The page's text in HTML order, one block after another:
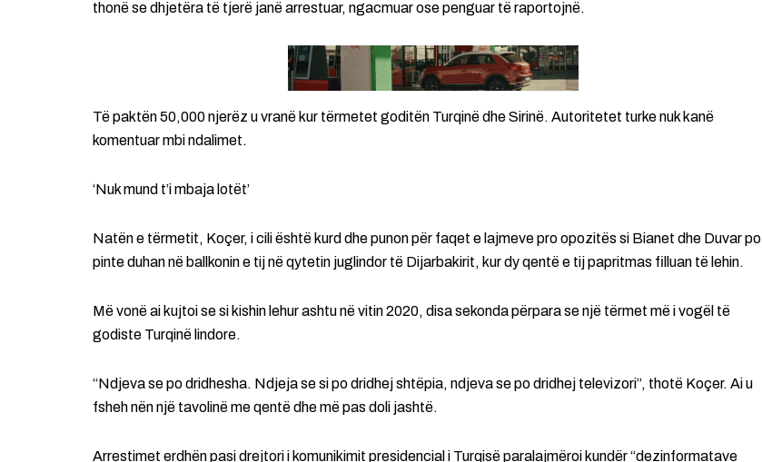
thonë se dhjetëra të tjerë janë arrestuar, ngacmuar ose penguar të raportojnë.
Të paktën 50,000 njerëz u vranë kur tërmetet goditën Turqinë dhe Sirinë. Autoritetet turke nuk kanë
komentuar mbi ndalimet.
‘Nuk mund t’i mbaja lotët’
Natën e tërmetit, Koçer, i cili është kurd dhe punon për faqet e lajmeve pro opozitës si Bianet dhe Duvar po
pinte duhan në ballkonin e tij në qytetin juglindor të Dijarbakirit, kur dy qentë e tij papritmas filluan të lehin.
Më vonë ai kujtoi se si kishin lehur ashtu në vitin 2020, disa sekonda përpara se një tërmet më i vogël të
godiste Turqinë lindore.
“Ndjeva se po dridhesha. Ndjeja se si po dridhej shtëpia, ndjeva se po dridhej televizori”, thotë Koçer. Ai u
fsheh nën një tavolinë me qentë dhe më pas doli jashtë.
Arrestimet erdhën pasi drejtori i komunikimit presidencial i Turqisë paralajmëroi kundër “dezinformatave